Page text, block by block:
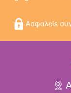
Ασφαλείς